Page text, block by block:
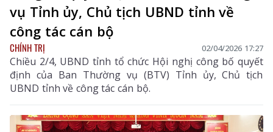
vụ Tỉnh ủy, Chủ tịch UBND tỉnh về
công tác cán bộ
CHÍNH TRỊ 02/04/2026 17:27
Chiều 2/4, UBND tỉnh tổ chức Hội nghị công bố quyết
định của Ban Thường vụ (BTV) Tỉnh ủy, Chủ tịch
UBND tỉnh về công tác cán bộ.